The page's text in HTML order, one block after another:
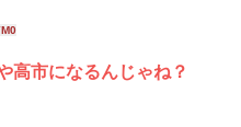
高市になるんじゃね？